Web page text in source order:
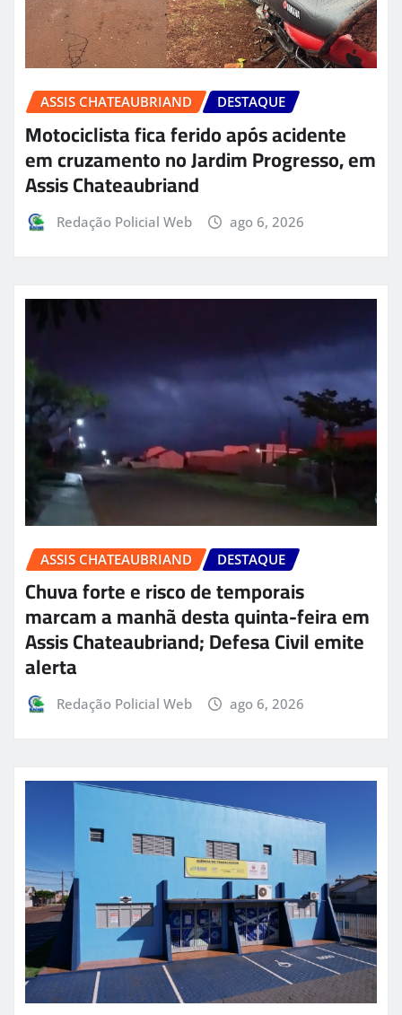
ASSIS CHATEAUBRIAND DESTAQUE
Motociclista fica ferido após acidente
em cruzamento no Jardim Progresso, em
Assis Chateaubriand
Redação Policial Web ago 6, 2026
ASSIS CHATEAUBRIAND DESTAQUE
Chuva forte e risco de temporais
marcam a manhã desta quinta-feira em
Assis Chateaubriand; Defesa Civil emite
alerta
Redação Policial Web ago 6, 2026